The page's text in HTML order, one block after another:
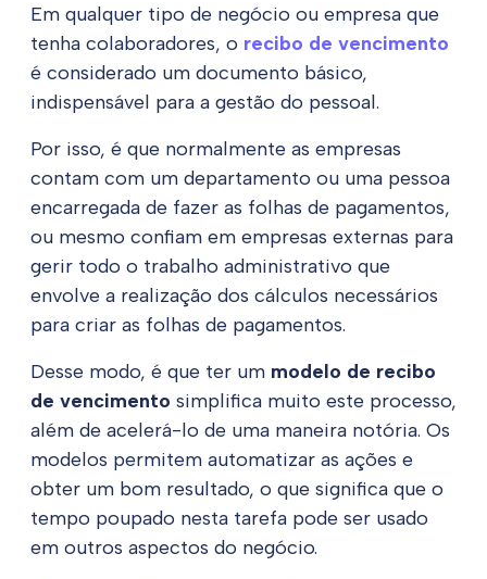
Em qualquer tipo de negócio ou empresa que
tenha colaboradores, o recibo de vencimento
é considerado um documento básico,
indispensável para a gestão do pessoal.
Por isso, é que normalmente as empresas
contam com um departamento ou uma pessoa
encarregada de fazer as folhas de pagamentos,
ou mesmo confiam em empresas externas para
gerir todo o trabalho administrativo que
envolve a realização dos cálculos necessários
para criar as folhas de pagamentos.
Desse modo, é que ter um modelo de recibo
de vencimento simplifica muito este processo,
além de acelerá-lo de uma maneira notória. Os
modelos permitem automatizar as ações e
obter um bom resultado, o que significa que o
tempo poupado nesta tarefa pode ser usado
em outros aspectos do negócio.